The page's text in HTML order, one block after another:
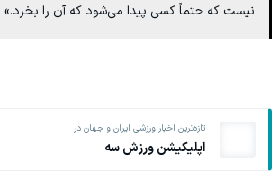
نیست که حتماً کسی پیدا می‌شود که آن را بخرد.»
تازه‌ترین اخبار ورزشی ایران و جهان در
اپلیکیشن ورزش سه